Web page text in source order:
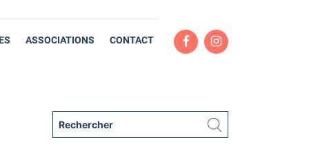
ASSOCIATIONS CONTACT